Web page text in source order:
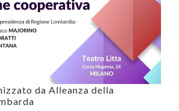
da Alleanza della